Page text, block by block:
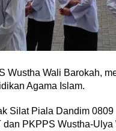
Wustha Wali Barokah,
Agama Islam.
Silat Piala Dandim
PKPPS Wustha-